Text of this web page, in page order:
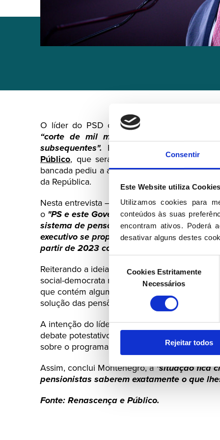
Consentir
Este Website utiliza Cookies
Utilizamos cookies para
conteúdos às suas
encontram ativos. Poderá
desativar alguns destes
de
consentimento
Cookies Estritamente
Necessários
Rejeitar todos
O líder do PSD considera que a medida
“corte de mil milhões de euros no
subsequentes". Em entrevista ao programa
Público, que será divulgada na íntegra esta
bancada pediu a apreciação parlamentar do
da República.
Nesta entrevista – que será divulgada na
o "PS e este Governo optaram por fazer
sistema de pensões em Portugal”,
executivo se propõe pagar agora [em
partir de 2023 com consequências para
Reiterando a ideia de que a medida de
social-democrata revela que a bancada
que contém algumas das medidas anti-
solução das pensões, e já promulgado pelo
A intenção do líder do PSD é que a
debate potestativo que a bancada social-
sobre o programa de emergência social do
Assim, conclui Montenegro, a"situação fica
pensionistas saberem exatamente o que
Fonte: Renascença e Público.